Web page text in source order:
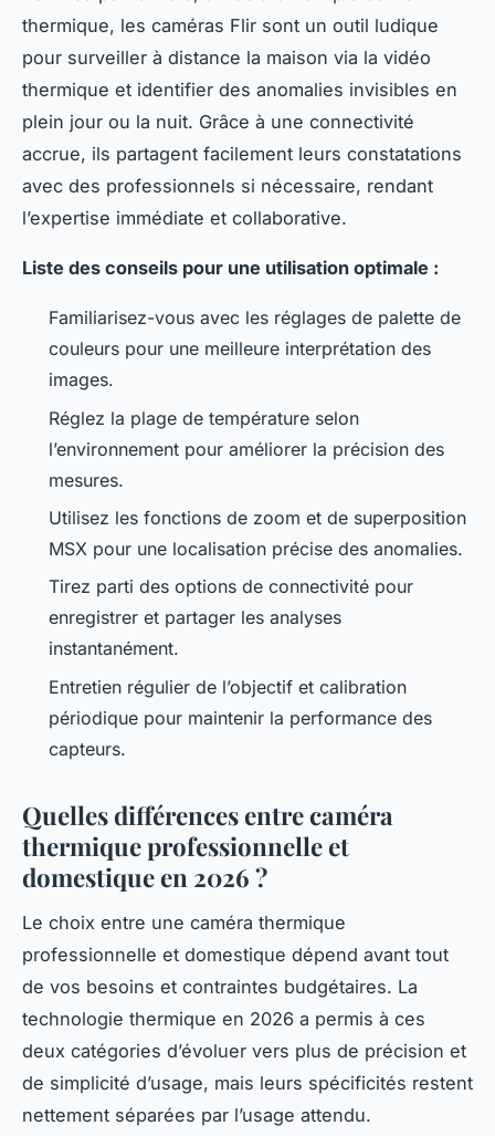
thermique, les caméras Flir sont un outil ludique
pour surveiller à distance la maison via la vidéo
thermique et identifier des anomalies invisibles en
plein jour ou la nuit. Grâce à une connectivité
accrue, ils partagent facilement leurs constatations
avec des professionnels si nécessaire, rendant
l’expertise immédiate et collaborative.
Liste des conseils pour une utilisation optimale :
Familiarisez-vous avec les réglages de palette de
couleurs pour une meilleure interprétation des
images.
Réglez la plage de température selon
l’environnement pour améliorer la précision des
mesures.
Utilisez les fonctions de zoom et de superposition
MSX pour une localisation précise des anomalies.
Tirez parti des options de connectivité pour
enregistrer et partager les analyses
instantanément.
Entretien régulier de l’objectif et calibration
périodique pour maintenir la performance des
capteurs.
Quelles différences entre caméra
thermique professionnelle et
domestique en 2026 ?
Le choix entre une caméra thermique
professionnelle et domestique dépend avant tout
de vos besoins et contraintes budgétaires. La
technologie thermique en 2026 a permis à ces
deux catégories d’évoluer vers plus de précision et
de simplicité d’usage, mais leurs spécificités restent
nettement séparées par l’usage attendu.